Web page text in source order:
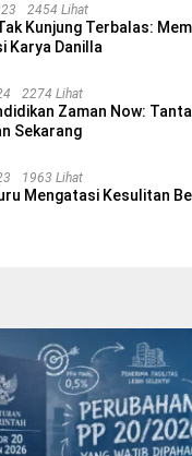
2454 Lihat
Kunjung Terbalas:
Karya Danilla
2274 Lihat
Zaman Now:
Sekarang
1963 Lihat
Mengatasi Kesulitan